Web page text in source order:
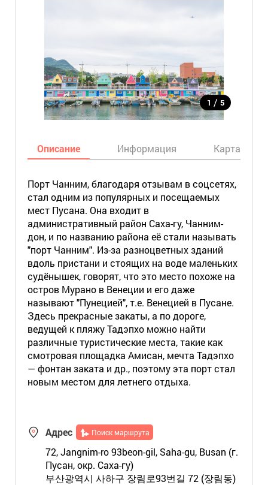
1 / 5
Описание Информация Карта
Порт Чанним, благодаря отзывам в соцсетях,
стал одним из популярных и посещаемых
мест Пусана. Она входит в
административный район Саха-гу, Чанним-
дон, и по названию района её стали называть
"порт Чанним". Из-за разноцветных зданий
вдоль пристани и стоящих на воде маленьких
судёнышек, говорят, что это место похоже на
остров Мурано в Венеции и его даже
называют "Пунецией", т.е. Венецией в Пусане.
Здесь прекрасные закаты, а по дороге,
ведущей к пляжу Тадэпхо можно найти
различные туристические места, такие как
смотровая площадка Амисан, мечта Тадэпхо
— фонтан заката и др., поэтому эта порт стал
новым местом для летнего отдыха.
Адрес Поиск маршрута
72, Jangnim-ro 93beon-gil, Saha-gu, Busan (г.
Пусан, окр. Саха-гу)
부산광역시 사하구 장림로93번길 72 (장림동)